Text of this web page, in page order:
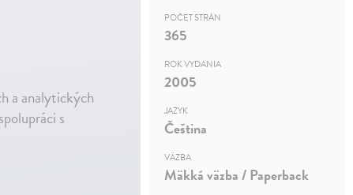
a analytických
s
POČET STRÁN
365
ROK VYDANIA
2005
JAZYK
Čeština
VÄZBA
Mäkká väzba / Paperback